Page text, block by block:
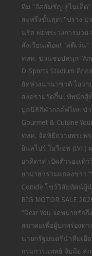
ทีม "อัสสัมชัญ ยูไนเต็ด
สะพรึงขั้นสุด! "ปราง ป
นริส พ่อพระวงการมว
สังเวียนเดือด! "สตีเว่น
ททท. ชวนชอปสนุก
D-Sports Stadium คิก
ยัดห่วงนานาชาติ ไอวา
สงครามวัดกึ๋น! ทัพนักสู้
มูลนิธิกีฬากอล์ฟไทย นำ
Gourmet & Cuisine
ททท. จัดพิธีถวายพระพ
อินสไปร์ ไอวีเอฟ (IVF)
อาดิดาส เปิดตัวรองเท้า
ยามาฮ่าร่วมแถลงข่าว
Conicle โชว์วิสัยทัศน์ผู้น
BIG MOTOR SALE
“Dear You จดหมายรักถึ
สมาคมเพื่อผู้บกพร่องท
นายกรัฐมนตรีนำทีมเยื
กรมการแพทย์ จับมือ ส